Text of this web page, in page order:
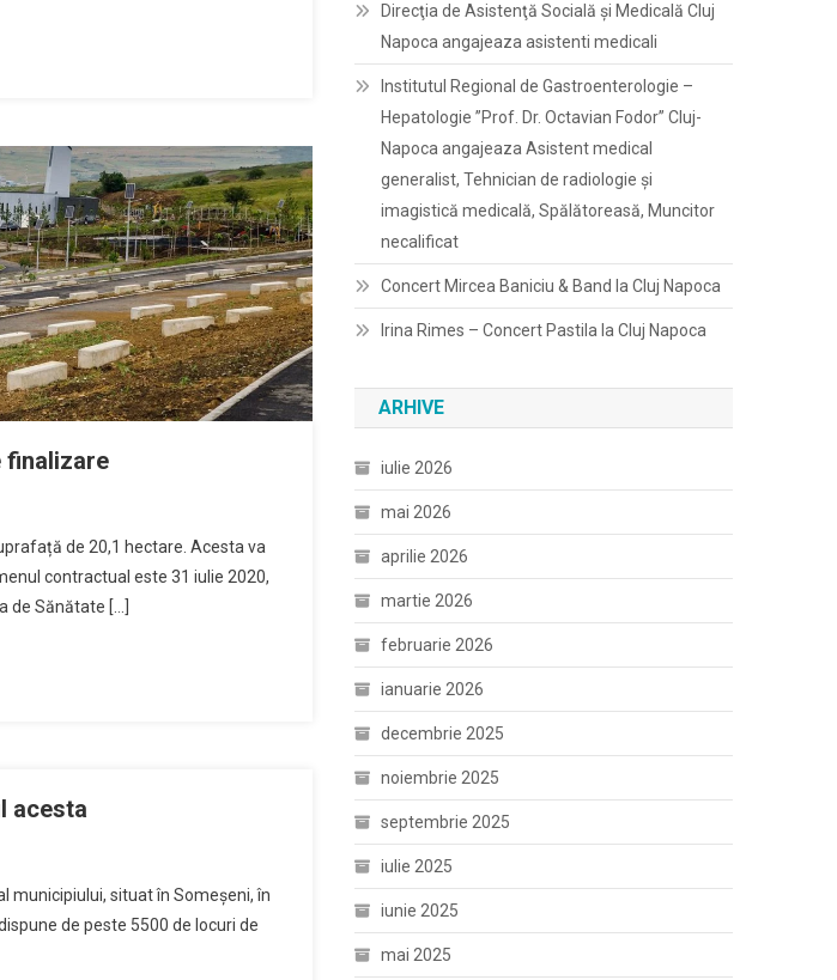
finalizare
de 20,1 hectare. Acesta va
contractual este 31 iulie 2020,
de Sănătate […]
acesta
municipiului, situat în Someșeni, în
de peste 5500 de locuri de
Direcţia de Asistenţă Socială şi Medicală Cluj
Napoca angajeaza asistenti medicali
Institutul Regional de Gastroenterologie –
Hepatologie ”Prof. Dr. Octavian Fodor” Cluj-
Napoca angajeaza Asistent medical
generalist, Tehnician de radiologie și
imagistică medicală, Spălătoreasă, Muncitor
necalificat
Concert Mircea Baniciu & Band la Cluj Napoca
Irina Rimes – Concert Pastila la Cluj Napoca
ARHIVE
iulie 2026
mai 2026
aprilie 2026
martie 2026
februarie 2026
ianuarie 2026
decembrie 2025
noiembrie 2025
septembrie 2025
iulie 2025
iunie 2025
mai 2025